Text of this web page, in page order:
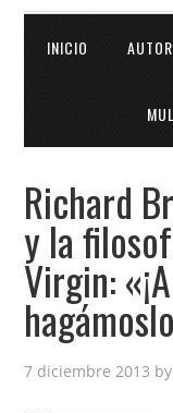
INICIO AUTOR
Richard
y la
Virgin:
7 diciembre 2013